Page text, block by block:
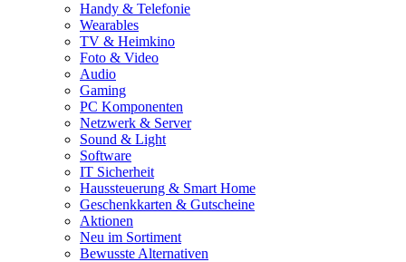
Handy & Telefonie
Wearables
TV & Heimkino
Foto & Video
Audio
Gaming
PC Komponenten
Netzwerk & Server
Sound & Light
Software
IT Sicherheit
Haussteuerung & Smart Home
Geschenkkarten & Gutscheine
Aktionen
Neu im Sortiment
Bewusste Alternativen